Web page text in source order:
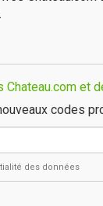
et
codes
des données